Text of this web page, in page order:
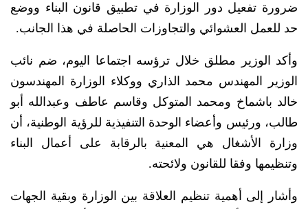
ضرورة تفعيل دور الوزارة في تطبيق قانون البناء ووضع
حد للعمل العشوائي والتجاوزات الحاصلة في هذا الجانب.
وأكد الوزير مطلق خلال ترؤسه اجتماعا اليوم، ضم نائب
الوزير المهندس محمد الذاري ووكلاء الوزارة المهندسون
خالد باشماخ ومحمد المتوكل وقاسم عاطف وعبدالله أبو
طالب، ورئيس وأعضاء الوحدة التنفيذية للرؤية الوطنية، أن
وزارة الأشغال هي المعنية بالرقابة على أعمال البناء
وتنظيمها وفقا للقانون ولائحته.
وأشار إلى أهمية تنظيم العلاقة بين الوزارة وبقية الجهات